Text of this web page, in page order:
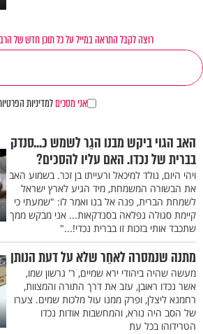
רוצה לקבל התראה במייל על כל תוכן חדש של
אני מסכיםלמדיניות
האב הגוי ביקש מבנו הגֵר לשמש כ...סנדק
בברית של נכדו. האם עליו להסכים?
ויהי היום, נולד למיכאל ורעייתו בן זכר. בשמוע האב
את הבשורה המשמחת, מיד הגיע לארץ ישראל
לשמחת הברית, פנה אל בנו ואמר לו: "שמעתי כי
קיימת סגולה נפלאה בסנדקאות... אני מבקש ממך
שתכבד אותי בזכות זו בברית נכדי!..."
מתנה שנמסרה לאחֵר שלא על דעת הנותן
מעשה שהיה ביהודי ירא שמיים, ר' גרשון שמו,
אשר נכדו ראובן, עזב את דרך התורה והמצוות,
רחמנא ליצלן, ופרק ממנו עול מלכות שמים. צערו
של הסב היה נורא, והמחשבות אודות נכדו
הטרידוהו בכל עת